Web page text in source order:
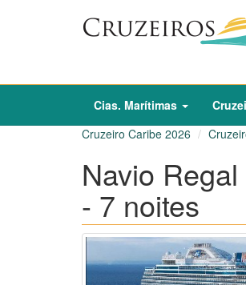
Cias. Marítimas
Cruzeiro Caribe 2026
Navio
- 7 noites